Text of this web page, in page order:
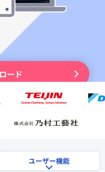
ード
みる
ユーザー機能